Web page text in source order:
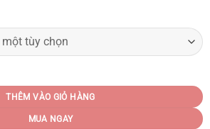
Pajero, Attrage, Mirage, Triton, Outlander,
THÊM VÀO GIỎ HÀNG
MUA NGAY